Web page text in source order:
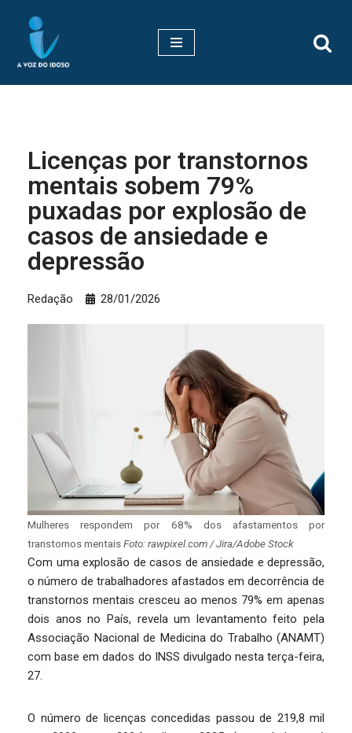
Pular
para
Licenças por transtornos
mentais sobem 79%
puxadas por explosão de
casos de ansiedade e
depressão
Redação 28/01/2026
Mulheres respondem por 68% dos afastamentos por
transtornos mentaisFoto: rawpixel.com / Jira/Adobe Stock
Com uma explosão de casos de ansiedade e depressão,
o número de trabalhadores afastados em decorrência de
transtornos mentais cresceu ao menos 79% em apenas
dois anos no País, revela um levantamento feito pela
Associação Nacional de Medicina do Trabalho (ANAMT)
com base em dados do INSS divulgado nesta terça-feira,
27.
O número de licenças concedidas passou de 219,8 mil